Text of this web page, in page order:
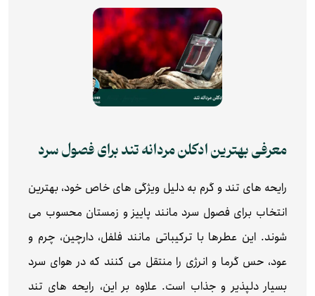
معرفی بهترین ادکلن مردانه تند برای فصول سرد
رایحه های تند و گرم به دلیل ویژگی های خاص خود، بهترین
انتخاب برای فصول سرد مانند پاییز و زمستان محسوب می
شوند. این عطرها با ترکیباتی مانند فلفل، دارچین، چرم و
عود، حس گرما و انرژی را منتقل می کنند که در هوای سرد
بسیار دلپذیر و جذاب است. علاوه بر این، رایحه های تند